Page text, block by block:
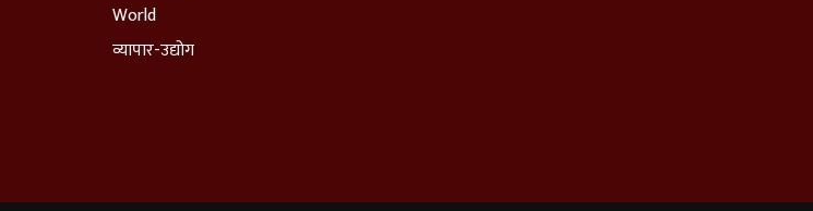
World
व्यापार-उद्योग